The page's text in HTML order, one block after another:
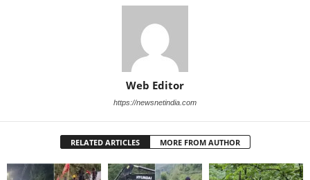
Web Editor
https://newsnetindia.com
RELATED ARTICLES MORE FROM AUTHOR